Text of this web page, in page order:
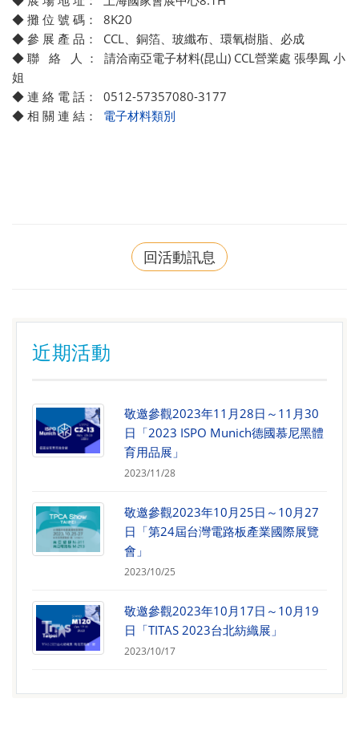
◆ 攤 位 號 碼： 8K20
◆ 參 展 產 品： CCL、銅箔、玻纖布、環氧樹脂、必成
◆ 聯 絡 人 ： 請洽南亞電子材料(昆山) CCL營業處 張學鳳 小
姐
◆ 連 絡 電 話： 0512-57357080-3177
◆ 相 關 連 結： 電子材料類別
回活動訊息
近期活動
敬邀參觀2023年11月28日～11月30
日「2023 ISPO Munich德國慕尼黑體
育用品展」
2023/11/28
敬邀參觀2023年10月25日～10月27
日「第24屆台灣電路板產業國際展覽
會」
2023/10/25
敬邀參觀2023年10月17日～10月19
日「TITAS 2023台北紡織展」
2023/10/17